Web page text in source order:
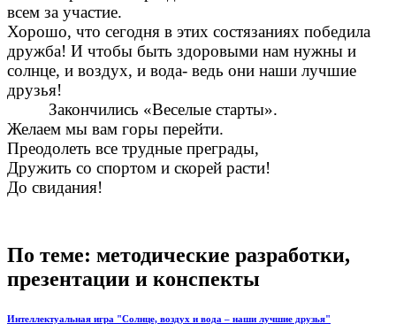
всем за участие.
Хорошо, что сегодня в этих состязаниях победила
дружба! И чтобы быть здоровыми нам нужны и
солнце, и воздух, и вода- ведь они наши лучшие
друзья!
Закончились «Веселые старты».
Желаем мы вам горы перейти.
Преодолеть все трудные преграды,
Дружить со спортом и скорей расти!
До свидания!
По теме: методические разработки,
презентации и конспекты
Интеллектуальная игра "Солнце, воздух и вода – наши лучшие друзья"